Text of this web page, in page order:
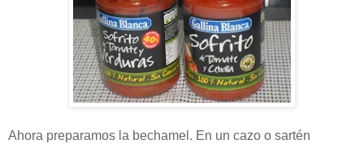
Ahora preparamos la bechamel. En un cazo o sartén